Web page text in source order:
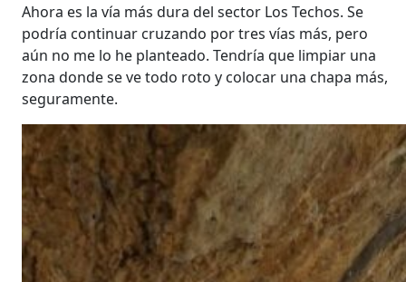
Ahora es la vía más dura del sector Los Techos. Se
podría continuar cruzando por tres vías más, pero
aún no me lo he planteado. Tendría que limpiar una
zona donde se ve todo roto y colocar una chapa más,
seguramente.